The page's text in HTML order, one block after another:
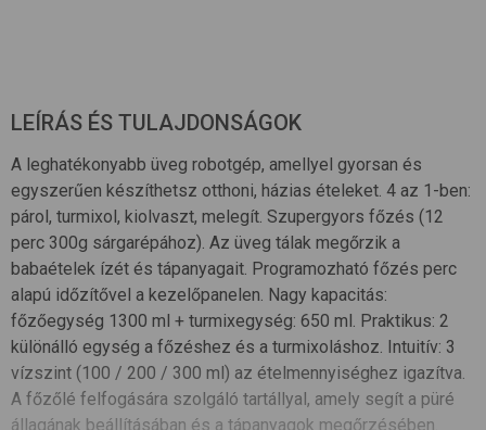
LEÍRÁS ÉS TULAJDONSÁGOK
A leghatékonyabb üveg robotgép, amellyel gyorsan és
egyszerűen készíthetsz otthoni, házias ételeket. 4 az 1-ben:
párol, turmixol, kiolvaszt, melegít. Szupergyors főzés (12
perc 300g sárgarépához). Az üveg tálak megőrzik a
babaételek ízét és tápanyagait. Programozható főzés perc
alapú időzítővel a kezelőpanelen. Nagy kapacitás:
főzőegység 1300 ml + turmixegység: 650 ml. Praktikus: 2
különálló egység a főzéshez és a turmixoláshoz. Intuitív: 3
vízszint (100 / 200 / 300 ml) az ételmennyiséghez igazítva.
A főzőlé felfogására szolgáló tartállyal, amely segít a püré
állagának beállításában és a tápanyagok megőrzésében.